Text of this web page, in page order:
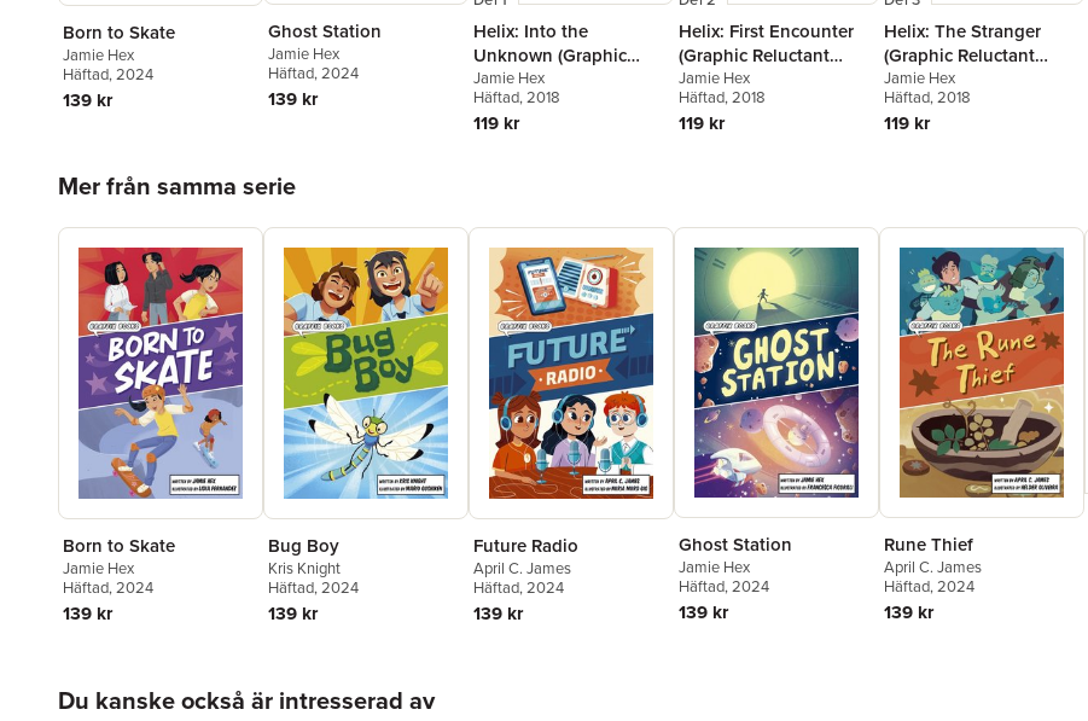
Born to Skate
Jamie Hex
Häftad, 2024
139 kr
Ghost Station
Jamie Hex
Häftad, 2024
139 kr
Helix: Into the
Unknown (Graphic
Reluctant Reader)
Jamie Hex
Häftad, 2018
119 kr
Helix: First Encounter
(Graphic Reluctant
Reader)
Jamie Hex
Häftad, 2018
119 kr
Helix: The Stranger
(Graphic Reluctant
Reader)
Jamie Hex
Häftad, 2018
119 kr
Mer från samma serie
Born to Skate
Jamie Hex
Häftad, 2024
139 kr
Bug Boy
Kris Knight
Häftad, 2024
139 kr
Future Radio
April C. James
Häftad, 2024
139 kr
Ghost Station
Jamie Hex
Häftad, 2024
139 kr
Rune Thief
April C. James
Häftad, 2024
139 kr
Du kanske också är intresserad av